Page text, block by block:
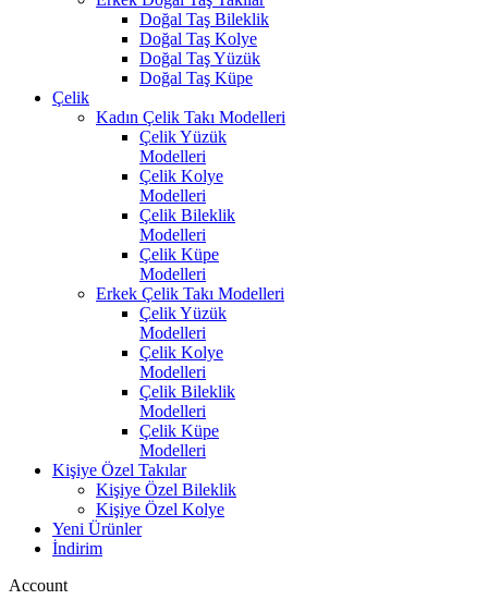
Doğal Taş Bileklik
Doğal Taş Kolye
Doğal Taş Yüzük
Doğal Taş Küpe
Çelik
Kadın Çelik Takı Modelleri
Çelik Yüzük
Modelleri
Çelik Kolye
Modelleri
Çelik Bileklik
Modelleri
Çelik Küpe
Modelleri
Erkek Çelik Takı Modelleri
Çelik Yüzük
Modelleri
Çelik Kolye
Modelleri
Çelik Bileklik
Modelleri
Çelik Küpe
Modelleri
Kişiye Özel Takılar
Kişiye Özel Bileklik
Kişiye Özel Kolye
Yeni Ürünler
İndirim
Account